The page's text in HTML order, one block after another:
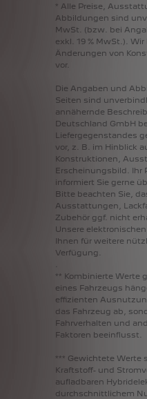
* Alle Preise,
Abbildungen sind
MwSt.
(bzw. bei
exkl.
19 % MwSt.). Wir
Änderungen von
vor.
Die Angaben und
Seiten sind
annähernde
Deutschland GmbH
Liefergegenstandes
vor, z. B. im Hinblick
Konstruktionen,
Erscheinungsbild.
Ihr
informiert Sie gerne
Bitte beachten Sie,
Ausstattungen,
Zubehör ggf. nicht
Unsere elektronischen
Ihnen für weitere
Verfügung.
** Kombinierte Werte
eines Fahrzeugs
effizienten
das Fahrzeug ab,
Fahrverhalten und
Faktoren beeinflusst.
*** Gewichtete Werte
Kraftstoff- und
aufladbaren
durchschnittlichem